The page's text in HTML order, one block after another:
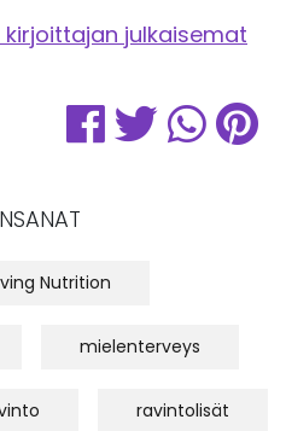
kirjoittajan julkaisemat
Nutrition
mielenterveys
ravintolisät